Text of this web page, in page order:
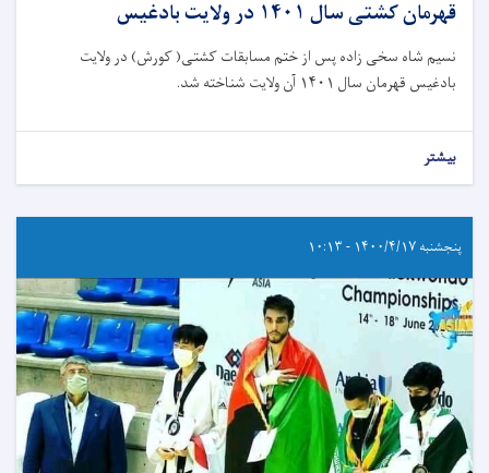
قهرمان کشتی سال ۱۴۰۱ در ولایت بادغیس
نسیم شاه سخی زاده پس از ختم مسابقات کشتی( کورش)‌ در ولایت
بادغیس قهرمان سال ۱۴۰۱ آن ولایت شناخته شد.
بیشتر
پنجشنبه ۱۴۰۰/۴/۱۷ - ۱۰:۱۳